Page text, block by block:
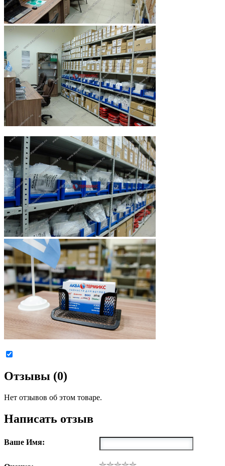
Отзывы (0)
Нет отзывов об этом товаре.
Написать отзыв
Ваше Имя: